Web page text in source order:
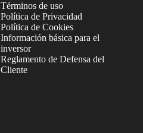
Términos de uso
Política de Privacidad
Política de Cookies
Información básica para el
inversor
Reglamento de Defensa del
Cliente